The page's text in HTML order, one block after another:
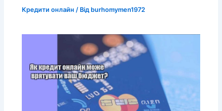
Кредити онлайн / Від burhomymen1972